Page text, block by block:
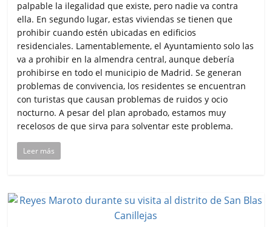
palpable la ilegalidad que existe, pero nadie va contra
ella. En segundo lugar, estas viviendas se tienen que
prohibir cuando estén ubicadas en edificios
residenciales. Lamentablemente, el Ayuntamiento solo las
va a prohibir en la almendra central, aunque debería
prohibirse en todo el municipio de Madrid. Se generan
problemas de convivencia, los residentes se encuentran
con turistas que causan problemas de ruidos y ocio
nocturno. A pesar del plan aprobado, estamos muy
recelosos de que sirva para solventar este problema.
Leer más